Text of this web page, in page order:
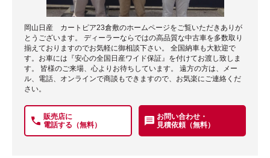
岡山日産 カートピア23倉敷のホームページをご覧いただきありが
とうございます。 ディーラーならではの高品質な中古車を多数取り
揃えておりますのでお気軽に御相談下さい。 全国納車も大歓迎で
す。お車には『安心の全国日産ワイド保証』を付けてお渡し致しま
す。 皆様のご来場、心よりお待ちしています。 遠方の方は、メー
ル、電話、オンラインで商談もできますので、お気楽にご連絡くだ
さい。
販売店に
電話する（無料）
お問い合わせ・
見積依頼（無料）